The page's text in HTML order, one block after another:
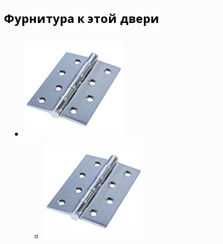
Фурнитура к этой двери